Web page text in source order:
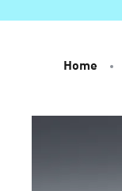
Home